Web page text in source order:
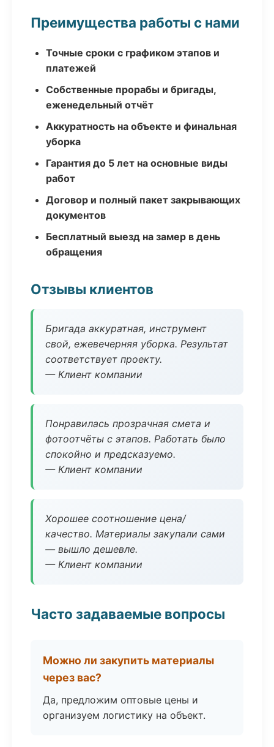
Преимущества работы с нами
Точные сроки с графиком этапов и
платежей
Собственные прорабы и бригады,
еженедельный отчёт
Аккуратность на объекте и финальная
уборка
Гарантия до 5 лет на основные виды
работ
Договор и полный пакет закрывающих
документов
Бесплатный выезд на замер в день
обращения
Отзывы клиентов
Бригада аккуратная, инструмент
свой, ежевечерняя уборка. Результат
соответствует проекту.
— Клиент компании
Понравилась прозрачная смета и
фотоотчёты с этапов. Работать было
спокойно и предсказуемо.
— Клиент компании
Хорошее соотношение цена/
качество. Материалы закупали сами
— вышло дешевле.
— Клиент компании
Часто задаваемые вопросы
Можно ли закупить материалы
через вас?
Да, предложим оптовые цены и
организуем логистику на объект.